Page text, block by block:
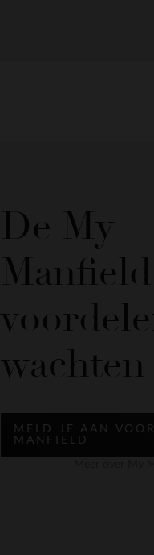
De My
Manfield
wachten
MELD JE AAN
MANFIELD